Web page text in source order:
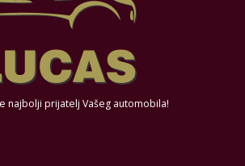
najbolji prijatelj Vašeg automobila!